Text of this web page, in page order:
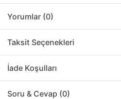
Yorumlar (0)
Taksit Seçenekleri
İade Koşulları
Soru & Cevap (0)